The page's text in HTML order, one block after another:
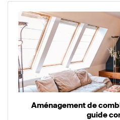
Aménagement de
guide